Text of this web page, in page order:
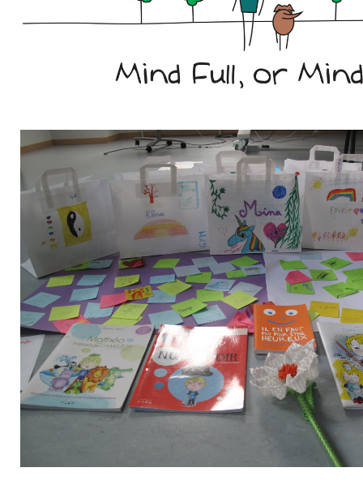
casiers@apeee-bxl1-services.be
Coordination & Direction
+32 (0)2 375 94 84
coordination@apeee-bxl1-services.be
Garderie Berkendael
+32 (0)472 07 35 25
periscolaire.berkendael@apeee-bxl1-
services.be
BE91 3631 6790 0976